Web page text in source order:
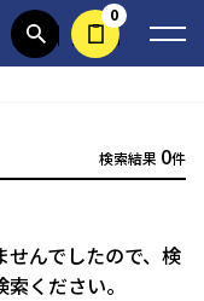
商品検索見積依頼する
0
検索結果 0件
んでしたので、 検
ください。